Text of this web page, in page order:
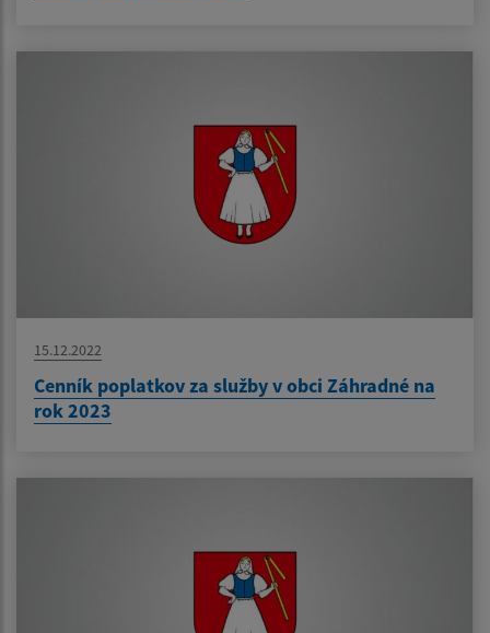
15.12.2022
Cenník poplatkov za služby v obci Záhradné na
rok 2023